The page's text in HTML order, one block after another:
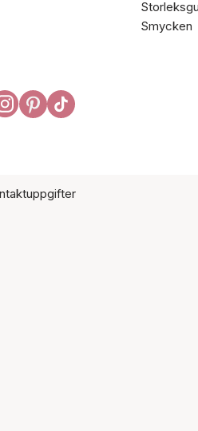
Smycken